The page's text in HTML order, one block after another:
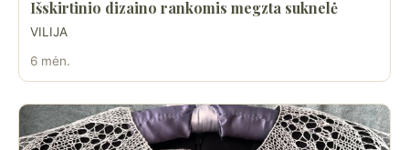
Išskirtinio dizaino rankomis megzta suknelė
VILIJA
6 mėn.